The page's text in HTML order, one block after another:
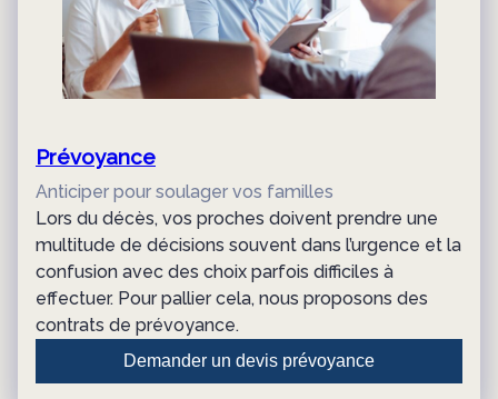
Prévoyance
Anticiper pour soulager vos familles
Lors du décès, vos proches doivent prendre une
multitude de décisions souvent dans l’urgence et la
confusion avec des choix parfois difficiles à
effectuer. Pour pallier cela, nous proposons des
contrats de prévoyance.
Demander un devis prévoyance